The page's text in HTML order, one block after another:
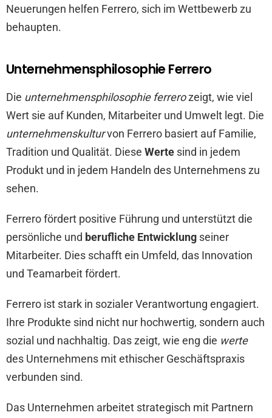
Neuerungen helfen Ferrero, sich im Wettbewerb zu
behaupten.
Unternehmensphilosophie Ferrero
Die unternehmensphilosophie ferrerozeigt, wie viel
Wert sie auf Kunden, Mitarbeiter und Umwelt legt. Die
unternehmenskulturvon Ferrero basiert auf Familie,
Tradition und Qualität. Diese Werte sind in jedem
Produkt und in jedem Handeln des Unternehmens zu
sehen.
Ferrero fördert positive Führung und unterstützt die
persönliche und berufliche Entwicklung seiner
Mitarbeiter. Dies schafft ein Umfeld, das Innovation
und Teamarbeit fördert.
Ferrero ist stark in sozialer Verantwortung engagiert.
Ihre Produkte sind nicht nur hochwertig, sondern auch
sozial und nachhaltig. Das zeigt, wie eng die werte
des Unternehmens mit ethischer Geschäftspraxis
verbunden sind.
Das Unternehmen arbeitet strategisch mit Partnern